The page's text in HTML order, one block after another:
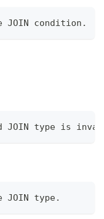
condition.
JOIN type is
type.